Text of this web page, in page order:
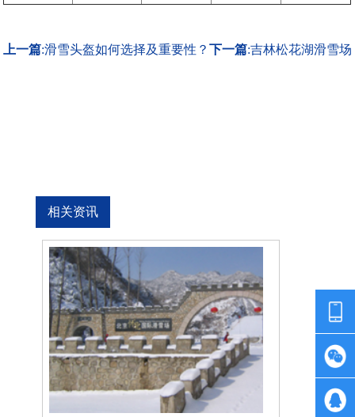
上一篇:滑雪头盔如何选择及重要性？下一篇:吉林松花湖滑雪场
相关资讯